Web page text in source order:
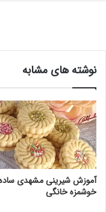
نوشته های مشابه
آموزش شیرینی مشهدی
خوشمزه خانگی